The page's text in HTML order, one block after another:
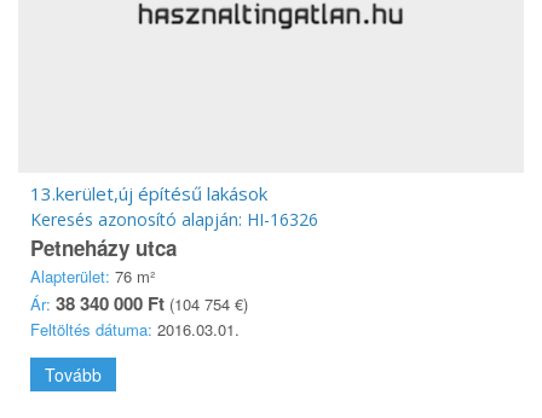
13.kerület,új építésű lakások
Keresés azonosító alapján: HI-16326
Petneházy utca
Alapterület: 76 m²
Ár: 38 340 000 Ft (104 754 €)
Feltöltés dátuma: 2016.03.01.
Tovább